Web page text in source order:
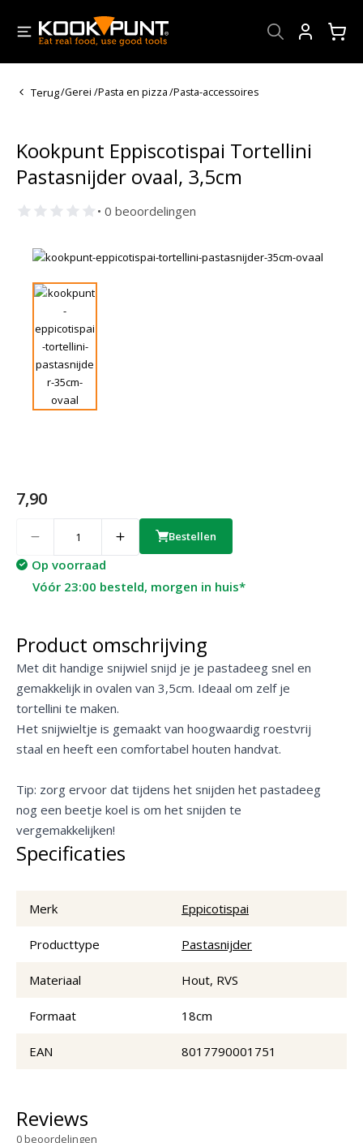
Terug/Gerei /Pasta en pizza/Pasta-accessoires
Kookpunt Eppiscotispai Tortellini
Pastasnijder ovaal, 3,5cm
• 0 beoordelingen
7,90
Bestellen
Op voorraad
Vóór 23:00 besteld, morgen in huis*
Product omschrijving
Met dit handige snijwiel snijd je je pastadeeg snel en
gemakkelijk in ovalen van 3,5cm. Ideaal om zelf je
tortellini te maken.
Het snijwieltje is gemaakt van hoogwaardig roestvrij
staal en heeft een comfortabel houten handvat.
Tip: zorg ervoor dat tijdens het snijden het pastadeeg
nog een beetje koel is om het snijden te
vergemakkelijken!
Specificaties
Merk Eppicotispai
Producttype Pastasnijder
Materiaal Hout, RVS
Formaat 18cm
EAN 8017790001751
Reviews
0beoordelingen